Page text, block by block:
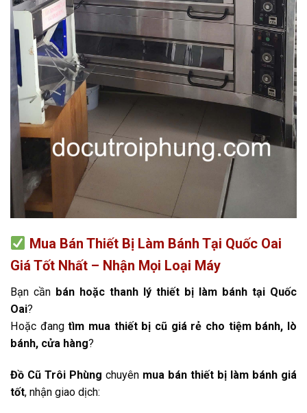
Mua Bán Thiết Bị Làm Bánh Tại Quốc Oai
Giá Tốt Nhất – Nhận Mọi Loại Máy
Bạn cần bán hoặc thanh lý thiết bị làm bánh tại Quốc
Oai?
Hoặc đangtìm mua thiết bị cũ giá rẻ cho tiệm bánh, lò
bánh, cửa hàng?
Đồ Cũ Trôi Phùng chuyên mua bán thiết bị làm bánh giá
tốt, nhận giao dịch: